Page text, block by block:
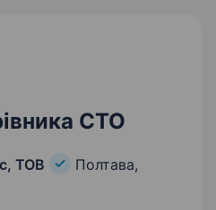
СТО
ТОВ
Полтава,